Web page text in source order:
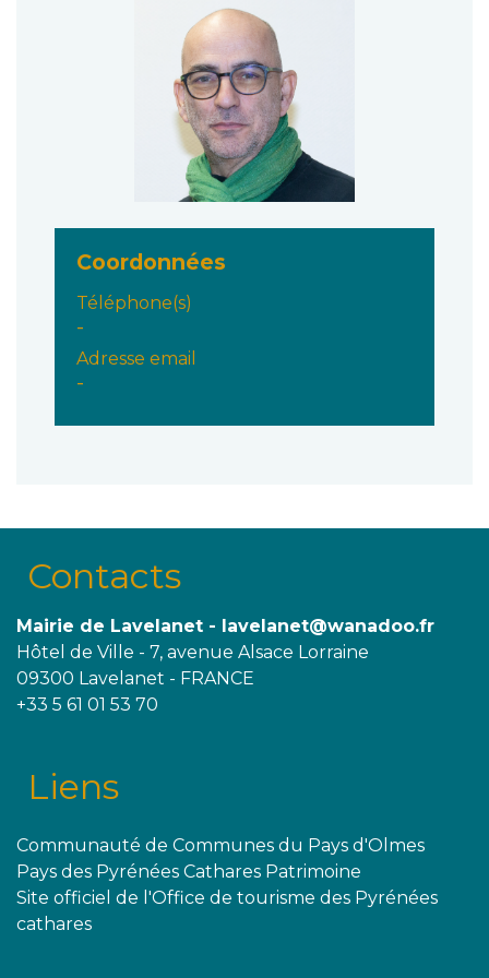
Coordonnées
Téléphone(s)
-
Adresse email
-
Contacts
Mairie de Lavelanet - lavelanet@wanadoo.fr
Hôtel de Ville - 7, avenue Alsace Lorraine
09300 Lavelanet - FRANCE
+33 5 61 01 53 70
Liens
Communauté de Communes du Pays d'Olmes
Pays des Pyrénées Cathares Patrimoine
Site officiel de l'Office de tourisme des Pyrénées
cathares